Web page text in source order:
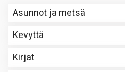
Asunnot ja metsä
Kevyttä
Kirjat